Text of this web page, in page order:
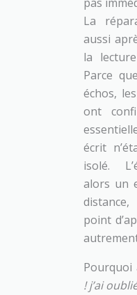
pas
La
aussi
la
Parce
échos,
ont
écrit
isolé.
alors un
point
Pourquoi
! j’ai